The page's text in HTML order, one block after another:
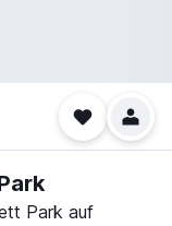
Park auf